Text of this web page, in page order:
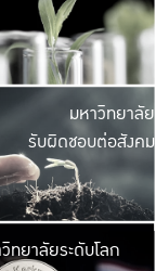
มีพื้นที่เขียวสดใส
เป็นป่าในเมือง เกษต
มหาวิ
ค
เปิดประ
และพบเรื่องราวใ
มหาวิทยาลัย
รับผิดชอบต่อสังคม
มหาวิ
ทยาลัยระดับโลก